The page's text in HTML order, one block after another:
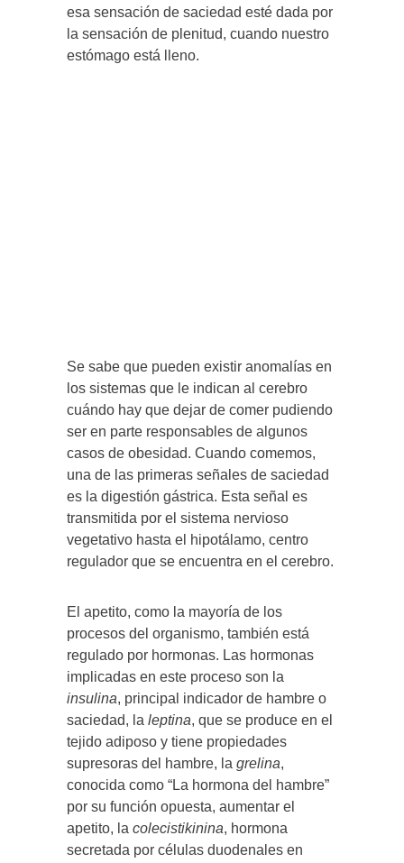
esa sensación de saciedad esté dada por
la sensación de plenitud, cuando nuestro
estómago está lleno.
Se sabe que pueden existir anomalías en
los sistemas que le indican al cerebro
cuándo hay que dejar de comer pudiendo
ser en parte responsables de algunos
casos de obesidad. Cuando comemos,
una de las primeras señales de saciedad
es la digestión gástrica. Esta señal es
transmitida por el sistema nervioso
vegetativo hasta el hipotálamo, centro
regulador que se encuentra en el cerebro.
El apetito, como la mayoría de los
procesos del organismo, también está
regulado por hormonas. Las hormonas
implicadas en este proceso son la
insulina, principal indicador de hambre o
saciedad, la leptina, que se produce en el
tejido adiposo y tiene propiedades
supresoras del hambre, la grelina,
conocida como “La hormona del hambre”
por su función opuesta, aumentar el
apetito, la colecistikinina, hormona
secretada por células duodenales en